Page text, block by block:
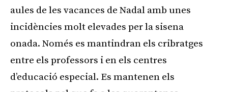
aules de les vacances de Nadal amb unes
incidències molt elevades per la sisena
onada. Només es mantindran els cribratges
entre els professors i en els centres
d’educació especial. Es mantenen els